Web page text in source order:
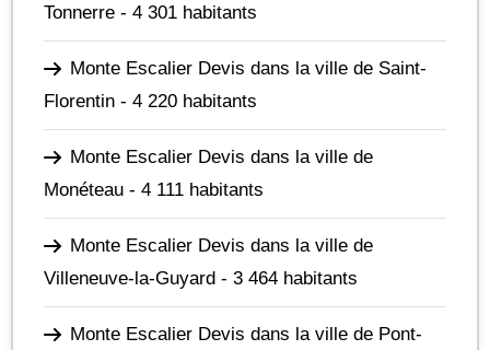
Tonnerre - 4 301 habitants
Monte Escalier Devis dans la ville de Saint-
Florentin - 4 220 habitants
Monte Escalier Devis dans la ville de
Monéteau - 4 111 habitants
Monte Escalier Devis dans la ville de
Villeneuve-la-Guyard - 3 464 habitants
Monte Escalier Devis dans la ville de Pont-